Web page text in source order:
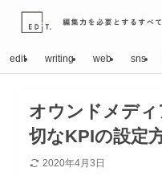
edit writing web sns
オウンドメデ
切なKPIの設定
2020年4月3日